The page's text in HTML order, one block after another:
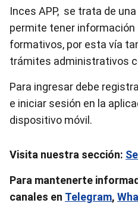
Inces APP, se trata de
permite tener
formativos, por esta vía
trámites administrativos
Para ingresar debe
e iniciar sesión en la
dispositivo móvil.
Visita nuestra sección:
Para mantenerte
canales en Telegram,